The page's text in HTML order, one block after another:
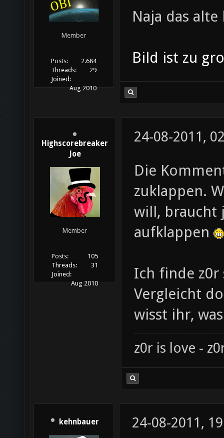
Member
Posts:
2.684
Threads:
29
Joined:
Aug 2010
Naja das
Bild ist zu
Highscorebreaker
Joe
Member
Posts:
105
Threads:
31
Joined:
Aug 2010
24-08-2011,
Die
zuklappen.
will, braucht
aufklappen
Ich finde z0r
Vergleicht
wisst ihr,
z0r is love -
kehnbauer 24-08-2011,